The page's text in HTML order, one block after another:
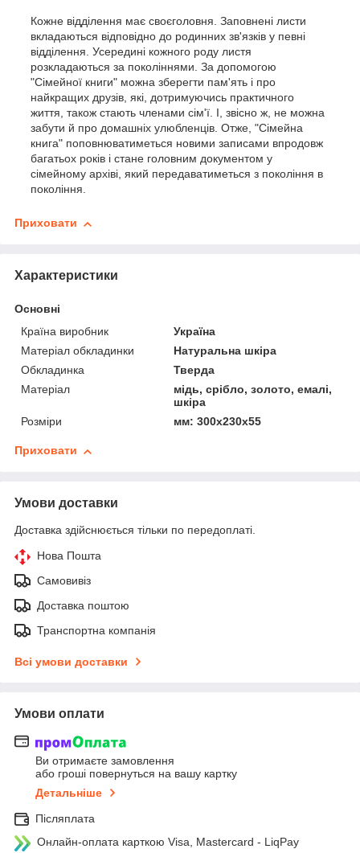
Кожне відділення має своєголовня. Заповнені листи
вкладаються відповідно до родинних зв'язків у певні
відділення. Усередині кожного роду листя
розкладаються за поколіннями. За допомогою
"Сімейної книги" можна зберегти пам'ять і про
найкращих друзів, які, дотримуючись практичного
життя, також стають членами сім'ї. І, звісно ж, не можна
забути й про домашніх улюбленців. Отже, "Сімейна
книга" поповнюватиметься новими записами впродовж
багатьох років і стане головним документом у
сімейному архіві, який передаватиметься з покоління в
покоління.
Приховати
Характеристики
Основні
Країна виробник
Україна
Матеріал обкладинки
Натуральна шкіра
Обкладинка
Тверда
Матеріал
мідь, срібло, золото, емалі,
шкіра
Розміри
мм: 300x230x55
Приховати
Умови доставки
Доставка здійснюється тільки по передоплаті.
Нова Пошта
Самовивіз
Доставка поштою
Транспортна компанія
Всі умови доставки
Умови оплати
Ви отримаєте замовлення
або гроші повернуться на вашу картку
Детальніше
Післяплата
Онлайн-оплата карткою Visa, Mastercard - LiqPay